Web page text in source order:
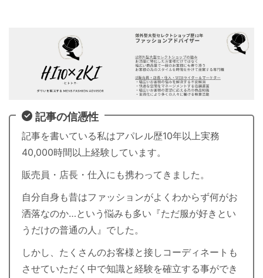
記事の信憑性
記事を書いている私はアパレル歴10年以上実務
40,000時間以上経験しています。
販売員・店長・仕入にも携わってきました。
自分自身も昔はファッションがよくわからず何がお
洒落なのか…という悩みも多い『ただ服が好きとい
うだけの普通の人』でした。
しかし、たくさんのお客様と接しコーディネートも
させていただく中で知識と経験を確立する事ができ